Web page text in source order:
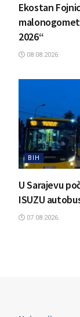
Ekostan
2026“
08.08.2026.
BIH
U Sarajevu
ISUZU
07.08.2026.